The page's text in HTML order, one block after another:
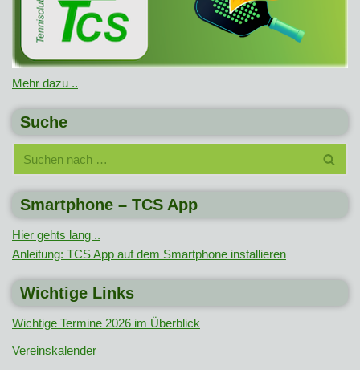
Mehr dazu ..
Suche
Smartphone – TCS App
Hier gehts lang ..
Anleitung: TCS App auf dem Smartphone installieren
Wichtige Links
Wichtige Termine 2026 im Überblick
Vereinskalender